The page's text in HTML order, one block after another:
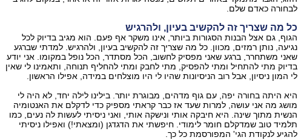
לבחורה כאדם שלם.
כל מה שצריך זה להקשיב בעיון, ולהרגיש
הגוף, גם אצל הבנות הסגורות ביותר, אינו משקר אף פעם. הוא מגיב בדיוק לכל
נגיעה, נותן רמזים, מכוון. כל מה שצריך זה להקשיב בעיון, ולהרגיש. למדתי שברגע
שאני משתחרר, ברגע שאני מפסיק לחשוב, הכל מסתדר, הכל נופל במקומו. אני יודע
בדיוק מתי להתחיל ומתי להפסיק, מתי לחבק ומתי להחליף תנוחה, ותאמינו לי שאין
לי המון ניסיון, אבל רוב הניסיונות שהיו לי היו מוצלחים במידה, אפילו הראשון.
היא היתה בחורה יפה, עם גוף מדהים, מבוגרת יותר. בילינו לילה יחד, לא היה לי
מושג מה אני עושה, למרות שעד אז כבר קראתי מספיק כדי לדקלם את האנטומיה
הנשית מתוך שינה. היא חיבקה אותי ונישקה אותי, ואני ניסיתי לעשות לה נעים, כמו
תלמיד טוב שמדקלם חומר לימודי. חיפשתי את הדגדגן (ומצאתי!) ואפילו ניסיתי
להגיע לנקודת הגי' המפורסמת כל כך.